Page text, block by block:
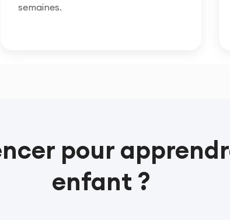
semaines.
pour
enfant ?